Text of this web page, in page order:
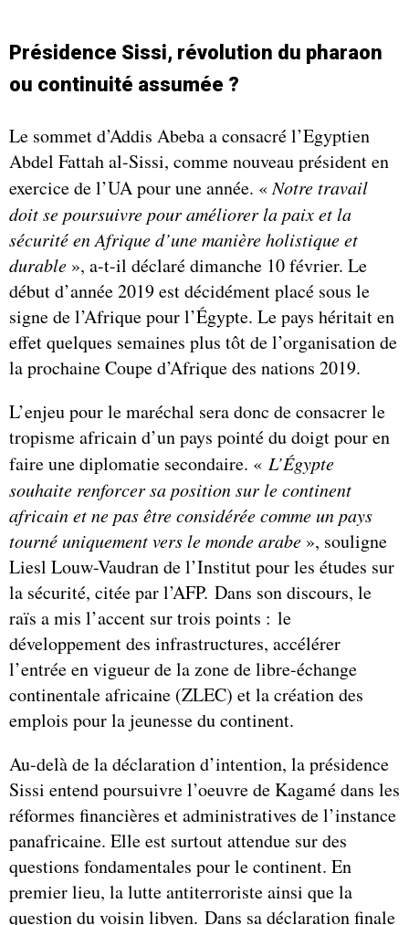
Présidence Sissi, révolution du pharaon
ou continuité assumée ?
Le sommet d’Addis Abeba a consacré l’Egyptien
Abdel Fattah al-Sissi, comme nouveau président en
exercice de l’UA pour une année. « Notre travail
doit se poursuivre pour améliorer la paix et la
sécurité en Afrique d’une manière holistique et
durable », a-t-il déclaré dimanche 10 février. Le
début d’année 2019 est décidément placé sous le
signe de l’Afrique pour l’Égypte. Le pays héritait en
effet quelques semaines plus tôt de l’organisation de
la prochaine Coupe d’Afrique des nations 2019.
L’enjeu pour le maréchal sera donc de consacrer le
tropisme africain d’un pays pointé du doigt pour en
faire une diplomatie secondaire. « L’Égypte
souhaite renforcer sa position sur le continent
africain et ne pas être considérée comme un pays
tourné uniquement vers le monde arabe », souligne
Liesl Louw-Vaudran de l’Institut pour les études sur
la sécurité, citée par l’AFP. Dans son discours, le
raïs a mis l’accent sur trois points : le
développement des infrastructures, accélérer
l’entrée en vigueur de la zone de libre-échange
continentale africaine (ZLEC) et la création des
emplois pour la jeunesse du continent.
Au-delà de la déclaration d’intention, la présidence
Sissi entend poursuivre l’oeuvre de Kagamé dans les
réformes financières et administratives de l’instance
panafricaine. Elle est surtout attendue sur des
questions fondamentales pour le continent. En
premier lieu, la lutte antiterroriste ainsi que la
question du voisin libyen. Dans sa déclaration finale